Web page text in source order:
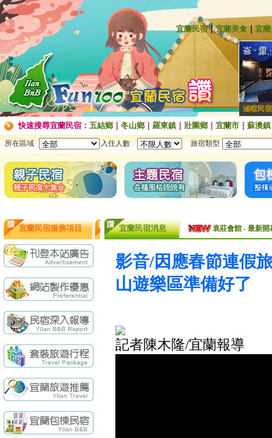
宜蘭民宿｜宜蘭美食 ｜ 宜
涵暄民宿
快速搜尋宜蘭民宿： 五結鄉｜ 冬山鄉｜ 羅東鎮 壯圍鄉｜ 宜蘭市 蘇澳鎮
所在區域 入住人數 旅宿類型
宜蘭民宿服務項目 宜蘭民宿消息
袁莊會館 - 最新開
【民宿快訊】
續住再享85折，
【民宿快訊】羅
袁莊會館 - 最
續住再享85折，
【民宿快訊】羅
影音/因應春節連假
山遊樂區準備好了
記者陳木隆/宜蘭報導